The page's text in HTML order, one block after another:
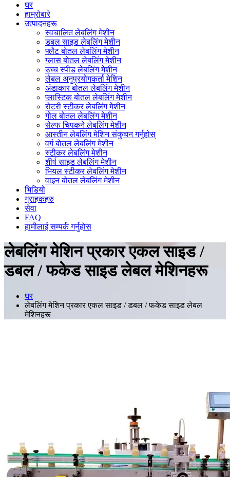
घर
हाम्रोबारे
उत्पादनहरू
स्वचालित लेबलिंग मेशीन
डबल साइड लेबलिंग मेशीन
फ्लैट बोतल लेबलिंग मेशीन
ग्लास बोतल लेबलिंग मेशीन
उच्च स्पीड लेबलिंग मेशीन
लेबल अनुप्रयोगकर्ता मेशिन
अंडाकार बोतल लेबलिंग मेशीन
प्लास्टिक बोतल लेबलिंग मेशीन
रोटरी स्टीकर लेबलिंग मेशीन
गोल बोतल लेबलिंग मेशीन
सेल्फ चिपकने लेबलिंग मेशीन
आस्तीन लेबलिंग मेशिन संकुचन गर्नुहोस्
वर्ग बोतल लेबलिंग मेशीन
स्टीकर लेबलिंग मेशीन
शीर्ष साइड लेबलिंग मेशीन
भियल स्टीकर लेबलिंग मेशीन
वाइन बोतल लेबलिंग मेशीन
भिडियो
ग्राहकहरु
सेवा
FAQ
हामीलाई सम्पर्क गर्नुहोस
लेबलिंग मेशिन प्रकार एकल साइड /
डबल / फकेड साइड लेबल मेशिनहरू
घर
लेबलिंग मेशिन प्रकार एकल साइड / डबल / फकेड साइड लेबल
मेशिनहरू